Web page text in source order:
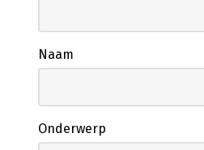
Naam
Onderwerp